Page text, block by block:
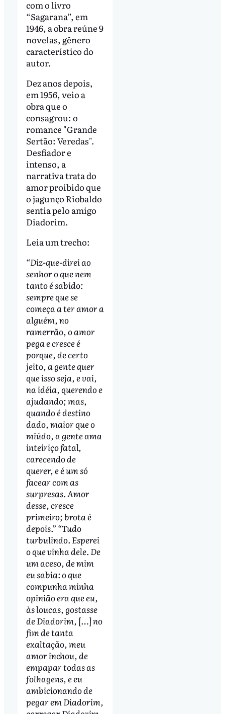
com o livro
“Sagarana”, em
1946, a obra reúne 9
novelas, gênero
característico do
autor.
Dez anos depois,
em 1956, veio a
obra que o
consagrou: o
romance "Grande
Sertão: Veredas".
Desfiador e
intenso, a
narrativa trata do
amor proibido que
o jagunço Riobaldo
sentia pelo amigo
Diadorim.
Leia um trecho:
“Diz-que-direi ao
senhor o que nem
tanto é sabido:
sempre que se
começa a ter amor a
alguém, no
ramerrão, o amor
pega e cresce é
porque, de certo
jeito, a gente quer
que isso seja, e vai,
na idéia, querendo e
ajudando; mas,
quando é destino
dado, maior que o
miúdo, a gente ama
inteiriço fatal,
carecendo de
querer, e é um só
facear com as
surpresas. Amor
desse, cresce
primeiro; brota é
depois.” “Tudo
turbulindo. Esperei
o que vinha dele. De
um aceso, de mim
eu sabia: o que
compunha minha
opinião era que eu,
às loucas, gostasse
de Diadorim, […] no
fim de tanta
exaltação, meu
amor inchou, de
empapar todas as
folhagens, e eu
ambicionando de
pegar em Diadorim,